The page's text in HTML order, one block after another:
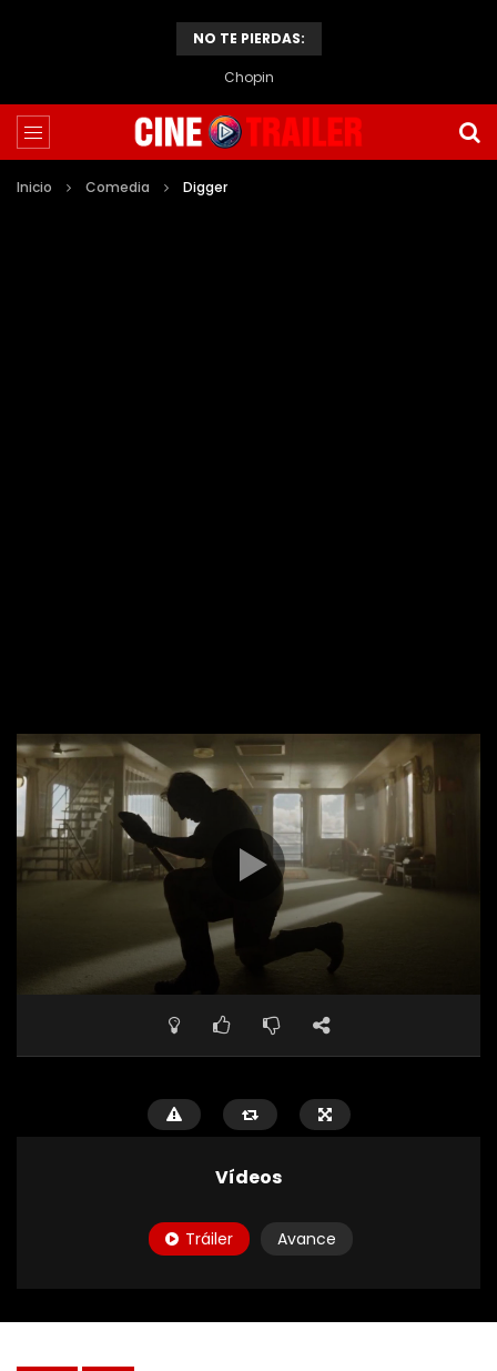
NO TE PIERDAS:
Chopin
Inicio Comedia Digger
Vídeos
Tráiler Avance